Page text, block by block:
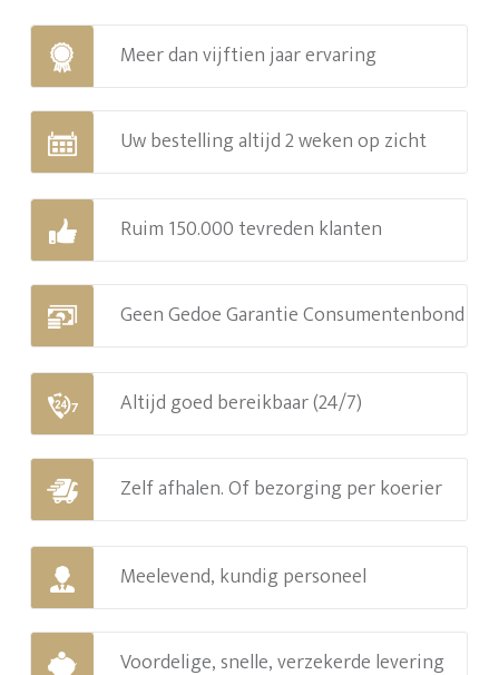
Meer dan vijftien jaar ervaring
Uw bestelling altijd 2 weken op zicht
Ruim 150.000 tevreden klanten
Geen Gedoe Garantie Consumentenbond
Altijd goed bereikbaar (24/7)
Zelf afhalen. Of bezorging per koerier
Meelevend, kundig personeel
Voordelige, snelle, verzekerde levering